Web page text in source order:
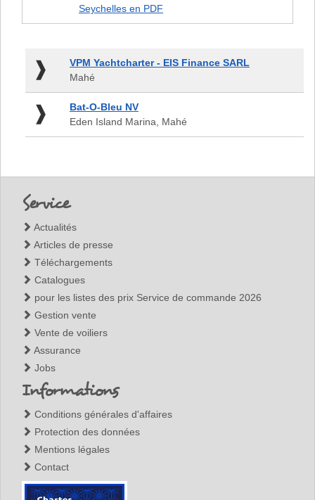
Seychelles en PDF
VPM
Yachtcharter
EIS
Finance
SARL
-
VPM Yachtcharter - EIS Finance SARL
Mahé
Bat-
O-
Marina,
Bat-O-Bleu NV
Eden Island Marina, Mahé
Service
Actualités
Articles de presse
Téléchargements
Catalogues
pour les listes des prix Service de commande 2026
Gestion vente
Vente de voiliers
Assurance
Jobs
Informations
Conditions générales d'affaires
Protection des données
Mentions légales
Contact